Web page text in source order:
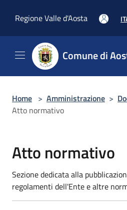
Regione Valle d'Aosta
Comune di
Home > Amministrazione >
Atto normativo
Atto normativo
Sezione dedicata alla
regolamenti dell'Ente e altre